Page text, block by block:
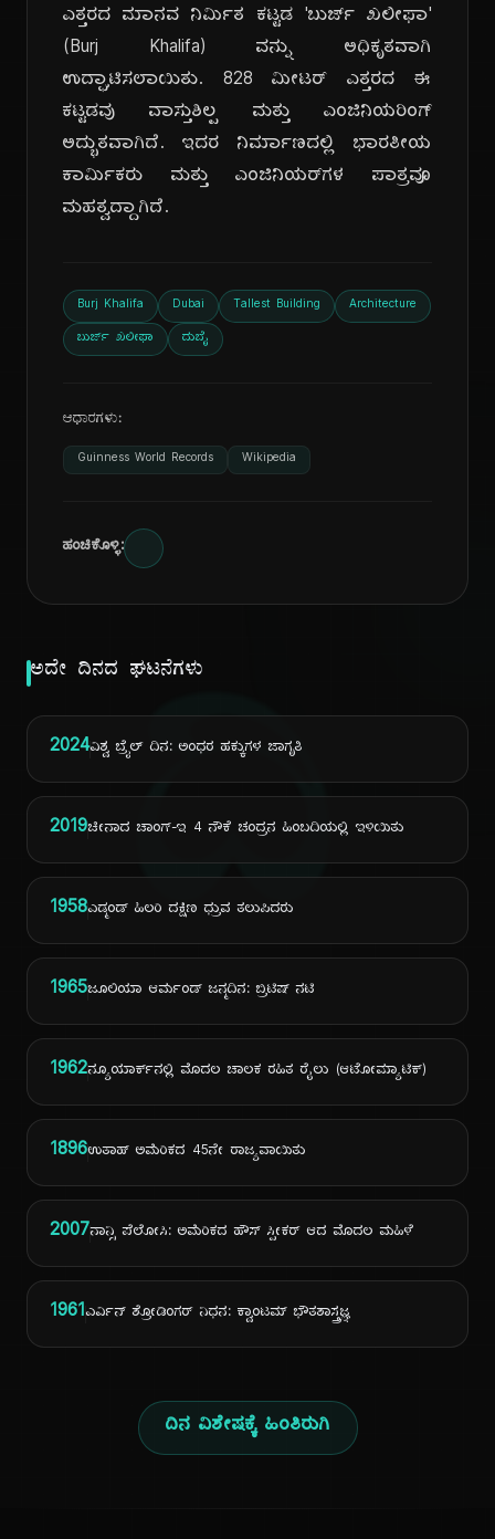
ದಿ
ಎತ್ತರದ ಮಾನವ ನಿರ್ಮಿತ ಕಟ್ಟಡ 'ಬುರ್ಜ್ ಖಲೀಫಾ'
(Burj Khalifa) ವನ್ನು ಅಧಿಕೃತವಾಗಿ
ಉದ್ಘಾಟಿಸಲಾಯಿತು. 828 ಮೀಟರ್ ಎತ್ತರದ ಈ
ಕಟ್ಟಡವು ವಾಸ್ತುಶಿಲ್ಪ ಮತ್ತು ಎಂಜಿನಿಯರಿಂಗ್
ಅದ್ಭುತವಾಗಿದೆ. ಇದರ ನಿರ್ಮಾಣದಲ್ಲಿ ಭಾರತೀಯ
ಕಾರ್ಮಿಕರು ಮತ್ತು ಎಂಜಿನಿಯರ್‌ಗಳ ಪಾತ್ರವೂ
ಮಹತ್ವದ್ದಾಗಿದೆ.
Burj Khalifa Dubai Tallest Building Architecture
ಬುರ್ಜ್ ಖಲೀಫಾ ದುಬೈ
ಆಧಾರಗಳು:
Guinness World Records Wikipedia
ಹಂಚಿಕೊಳ್ಳಿ:
ಅದೇ ದಿನದ ಘಟನೆಗಳು
2024ವಿಶ್ವ ಬ್ರೈಲ್ ದಿನ: ಅಂಧರ ಹಕ್ಕುಗಳ ಜಾಗೃತಿ
2019ಚೀನಾದ ಚಾಂಗ್-ಇ 4 ನೌಕೆ ಚಂದ್ರನ ಹಿಂಬದಿಯಲ್ಲಿ ಇಳಿಯಿತು
1958ಎಡ್ಮಂಡ್ ಹಿಲರಿ ದಕ್ಷಿಣ ಧ್ರುವ ತಲುಪಿದರು
1965ಜೂಲಿಯಾ ಆರ್ಮಂಡ್ ಜನ್ಮದಿನ: ಬ್ರಿಟಿಷ್ ನಟಿ
1962ನ್ಯೂಯಾರ್ಕ್‌ನಲ್ಲಿ ಮೊದಲ ಚಾಲಕ ರಹಿತ ರೈಲು (ಆಟೋಮ್ಯಾಟಿಕ್)
1896ಉತಾಹ್ ಅಮೆರಿಕದ 45ನೇ ರಾಜ್ಯವಾಯಿತು
2007ನಾನ್ಸಿ ಪೆಲೋಸಿ: ಅಮೆರಿಕದ ಹೌಸ್ ಸ್ಪೀಕರ್ ಆದ ಮೊದಲ ಮಹಿಳೆ
1961ಎರ್ವಿನ್ ಶ್ರೋಡಿಂಗರ್ ನಿಧನ: ಕ್ವಾಂಟಮ್ ಭೌತಶಾಸ್ತ್ರಜ್ಞ
ದಿನ ವಿಶೇಷಕ್ಕೆ ಹಿಂತಿರುಗಿ